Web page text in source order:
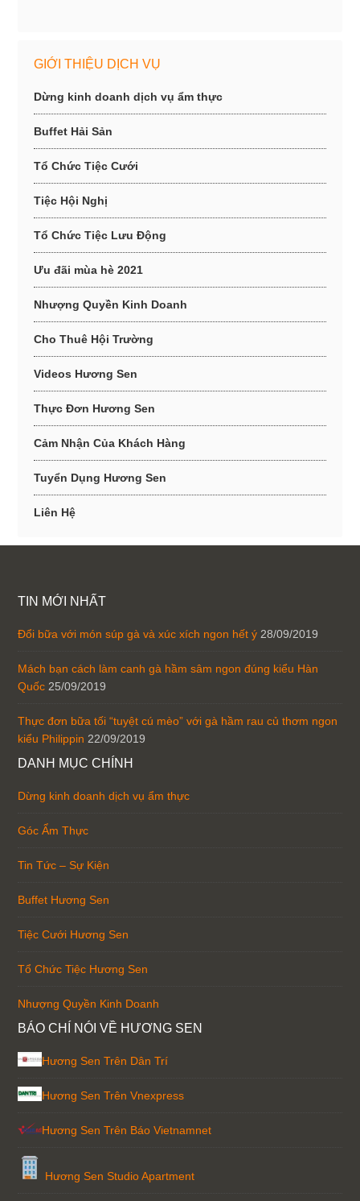
GIỚI THIỆU DỊCH VỤ
Dừng kinh doanh dịch vụ ẩm thực
Buffet Hải Sản
Tổ Chức Tiệc Cưới
Tiệc Hội Nghị
Tổ Chức Tiệc Lưu Động
Ưu đãi mùa hè 2021
Nhượng Quyền Kinh Doanh
Cho Thuê Hội Trường
Videos Hương Sen
Thực Đơn Hương Sen
Cảm Nhận Của Khách Hàng
Tuyển Dụng Hương Sen
Liên Hệ
TIN MỚI NHẤT
Đổi bữa với món súp gà và xúc xích ngon hết ý 28/09/2019
Mách bạn cách làm canh gà hầm sâm ngon đúng kiểu Hàn
Quốc 25/09/2019
Thực đơn bữa tối “tuyệt cú mèo” với gà hầm rau củ thơm ngon
kiểu Philippin 22/09/2019
DANH MỤC CHÍNH
Dừng kinh doanh dịch vụ ẩm thực
Góc Ẩm Thực
Tin Tức – Sự Kiện
Buffet Hương Sen
Tiệc Cưới Hương Sen
Tổ Chức Tiệc Hương Sen
Nhượng Quyền Kinh Doanh
BÁO CHÍ NÓI VỀ HƯƠNG SEN
Hương Sen Trên Dân Trí
Hương Sen Trên Vnexpress
Hương Sen Trên Báo Vietnamnet
Hương Sen Studio Apartment